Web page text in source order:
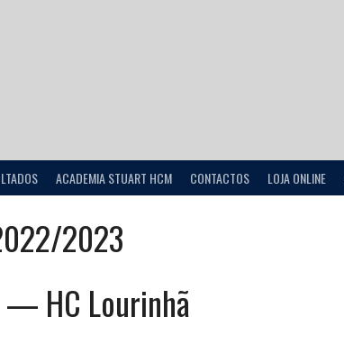
ACADEMIA STUART HCM CONTACTOS LOJA ONLINE
2023
— HC Lourinhã